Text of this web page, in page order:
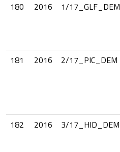
180
2016 1/17_GLF_DEM
181
2016 2/17_PIC_DEM
182
2016 3/17_HID_DEM